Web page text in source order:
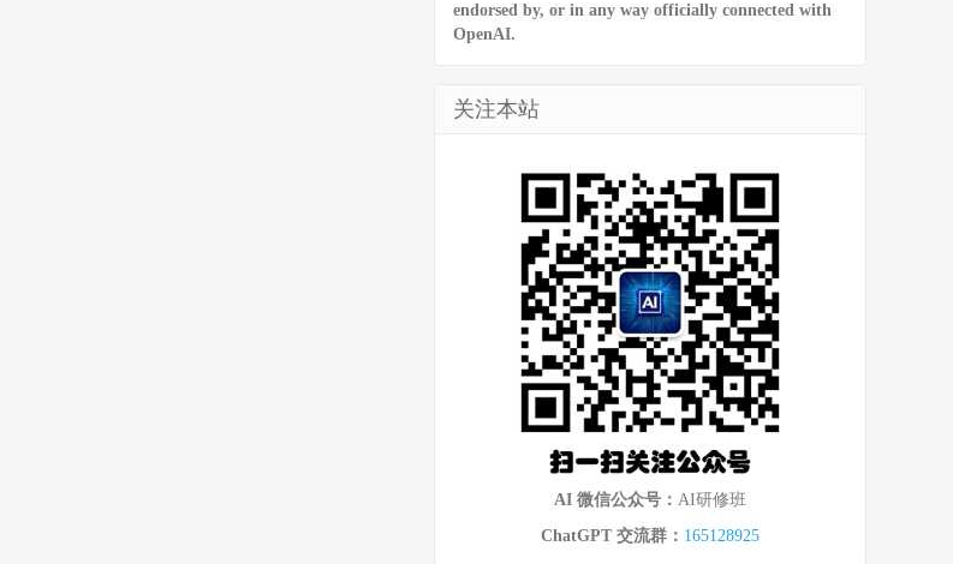
endorsed by, or in any way officially connected with
OpenAI.
关注本站
AI 微信公众号： AI研修班
ChatGPT 交流群： 165128925